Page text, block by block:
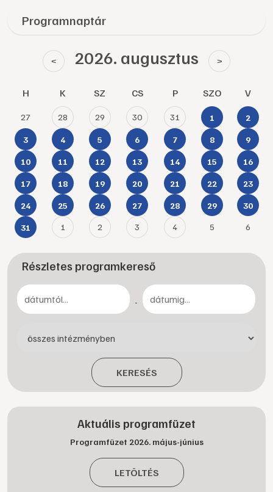
Programnaptár
< 2026. augusztus >
H K SZ CS P SZO V
27 28 29 30 31 1 2
3 4 5 6 7 8 9
10 11 12 13 14 15 16
17 18 19 20 21 22 23
24 25 26 27 28 29 30
31 1 2 3 4 5 6
Részletes programkereső
-
KERESÉS
Aktuális programfüzet
Programfüzet 2026. május-június
LETÖLTÉS